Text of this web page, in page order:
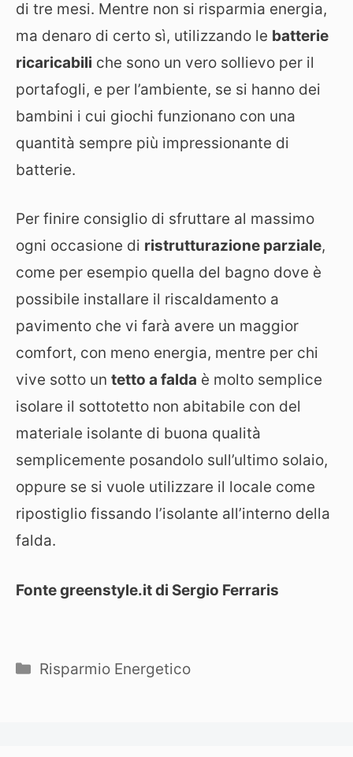
di tre mesi. Mentre non si risparmia energia,
ma denaro di certo sì, utilizzando le batterie
ricaricabili che sono un vero sollievo per il
portafogli, e per l’ambiente, se si hanno dei
bambini i cui giochi funzionano con una
quantità sempre più impressionante di
batterie.
Per finire consiglio di sfruttare al massimo
ogni occasione di ristrutturazione parziale,
come per esempio quella del bagno dove è
possibile installare il riscaldamento a
pavimento che vi farà avere un maggior
comfort, con meno energia, mentre per chi
vive sotto un tetto a falda è molto semplice
isolare il sottotetto non abitabile con del
materiale isolante di buona qualità
semplicemente posandolo sull’ultimo solaio,
oppure se si vuole utilizzare il locale come
ripostiglio fissando l’isolante all’interno della
falda.
Fonte greenstyle.it di Sergio Ferraris
Categorie
Risparmio Energetico